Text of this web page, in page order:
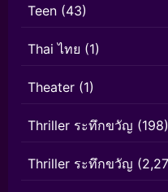
Teen (43)
Thai ไทย (1)
Theater (1)
Thriller ระทึกขวัญ (198)
Thriller ระทึกขวัญ